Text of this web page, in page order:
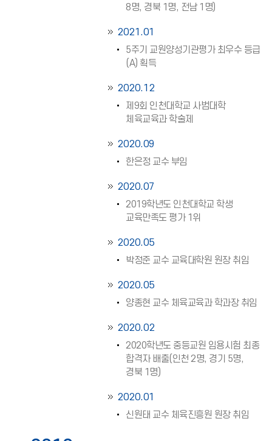
8명, 경북 1명, 전남 1명)
2021.01
5주기 교원양성기관평가 최우수 등급
(A) 획득
2020.12
제9회 인천대학교 사범대학
체육교육과 학술제
2020.09
한은정 교수 부임
2020.07
2019학년도 인천대학교 학생
교육만족도 평가 1위
2020.05
박정준 교수 교육대학원 원장 취임
2020.05
양종현 교수 체육교육과 학과장 취임
2020.02
2020학년도 중등교원 임용시험 최종
합격자 배출(인천 2명, 경기 5명,
경북 1명)
2020.01
신원태 교수 체육진흥원 원장 취임